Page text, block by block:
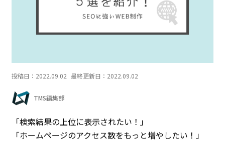
投稿日： 2022.09.02 最終更新日： 2022.09.02
TMS編集部
「検索結果の上位に表示されたい！」
「ホームページのアクセス数をもっと増やしたい！」